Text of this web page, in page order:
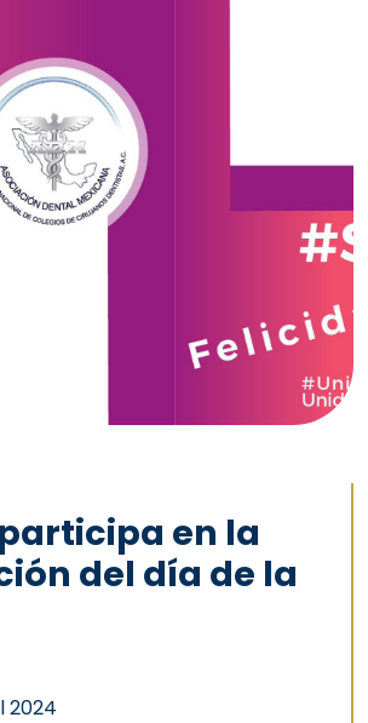
en la
del día de la
2024